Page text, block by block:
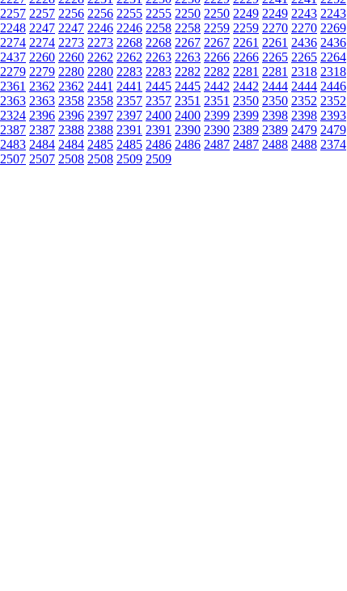
2257 2257 2256 2256 2255 2255 2250 2250 2249 2249 2243 2243
2248 2247 2247 2246 2246 2258 2258 2259 2259 2270 2270 2269
2274 2274 2273 2273 2268 2268 2267 2267 2261 2261 2436 2436
2437 2260 2260 2262 2262 2263 2263 2266 2266 2265 2265 2264
2279 2279 2280 2280 2283 2283 2282 2282 2281 2281 2318 2318
2361 2362 2362 2441 2441 2445 2445 2442 2442 2444 2444 2446
2363 2363 2358 2358 2357 2357 2351 2351 2350 2350 2352 2352
2324 2396 2396 2397 2397 2400 2400 2399 2399 2398 2398 2393
2387 2387 2388 2388 2391 2391 2390 2390 2389 2389 2479 2479
2483 2484 2484 2485 2485 2486 2486 2487 2487 2488 2488 2374
2507 2507 2508 2508 2509 2509